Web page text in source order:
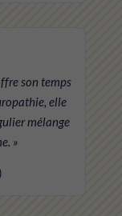
son temps
elle
mélange
»